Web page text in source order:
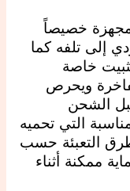
خصيصاً
إلى تلفه كما
خاصة
ويحرص
الشحن
التي تحميه
التعبئة حسب
ممكنة أثناء